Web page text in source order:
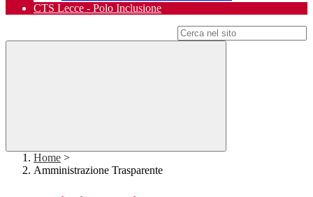
CTS Lecce - Polo Inclusione
Home >
Amministrazione Trasparente